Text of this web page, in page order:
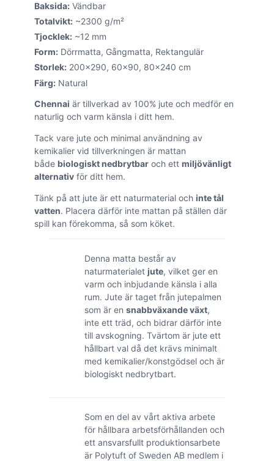
Baksida: Vändbar
Totalvikt: ~2300 g/m²
Tjocklek: ~12 mm
Form: Dörrmatta, Gångmatta, Rektangulär
Storlek: 200×290, 60×90, 80×240 cm
Färg: Natural
Chennai är tillverkad av 100% jute och medför en
naturlig och varm känsla i ditt hem.
Tack vare jute och minimal användning av
kemikalier vid tillverkningen är mattan
både biologiskt nedbrytbar och ett miljövänligt
alternativ för ditt hem.
Tänk på att jute är ett naturmaterial och inte tål
vatten. Placera därför inte mattan på ställen där
spill kan förekomma, så som köket.
Denna matta består av
naturmaterialet jute, vilket ger en
varm och inbjudande känsla i alla
rum. Jute är taget från jutepalmen
som är en snabbväxande växt,
inte ett träd, och bidrar därför inte
till avskogning. Tvärtom är jute ett
hållbart val då det krävs minimalt
med kemikalier/konstgödsel och är
biologiskt nedbrytbart.
Som en del av vårt aktiva arbete
för hållbara arbetsförhållanden och
ett ansvarsfullt produktionsarbete
är Polytuft of Sweden AB medlem i